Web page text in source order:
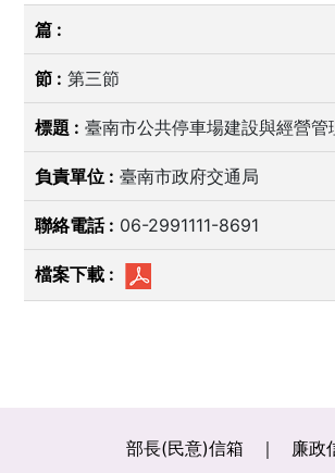
第三節
臺南市公共停車場建設與經營管
臺南市政府交通局
06-2991111-8691
部長(民意)信箱
廉政